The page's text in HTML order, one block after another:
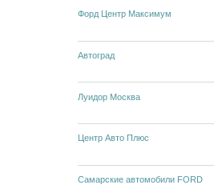
Форд Центр Максимум
Автоград
Луидор Москва
Центр Авто Плюс
Самарские автомобили FORD